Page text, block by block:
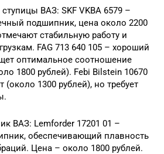
ВАЗ: SKF VKBA 6579 –
подшипник, цена около 2200
стабильную работу и
FAG 713 640 105 – хороший
оптимальное соотношение
1800 рублей). Febi Bilstein 10670
1300 рублей), но требует
ВАЗ: Lemforder 17201 01 –
обеспечивающий плавность
Цена – около 1800 рублей.